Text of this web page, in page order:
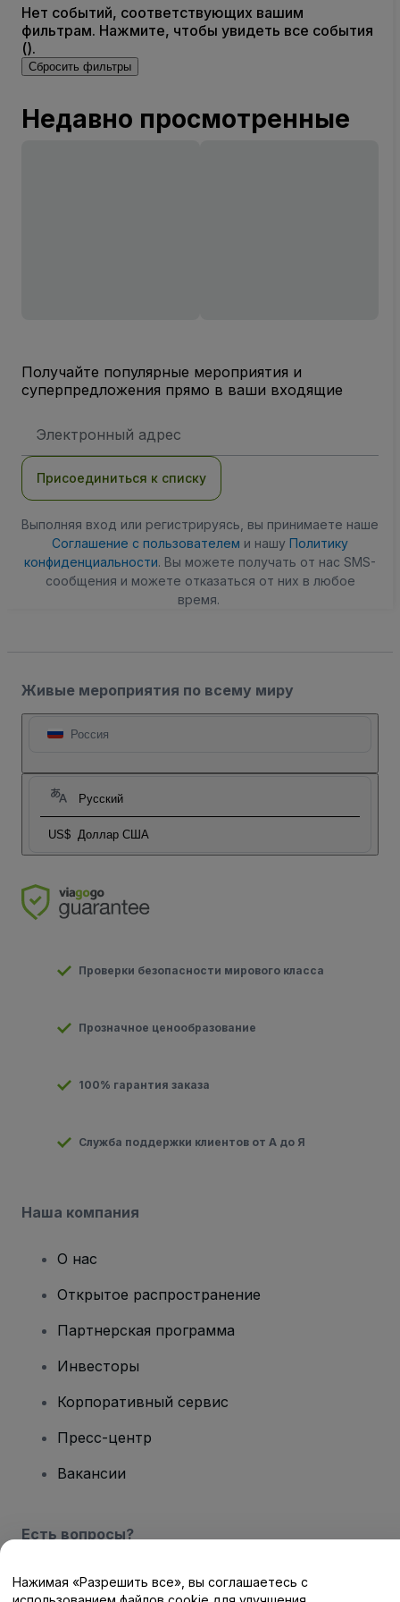
Нет событий, соответствующих вашим
фильтрам. Нажмите, чтобы увидеть все события
().
Сбросить фильтры
Недавно просмотренные
Получайте популярные мероприятия и
суперпредложения прямо в ваши входящие
электронной
Присоединиться к списку
Выполняя вход или регистрируясь, вы принимаете наше
Соглашение с пользователем и нашу Политику
конфиденциальности. Вы можете получать от нас SMS-
сообщения и можете отказаться от них в любое
время.
Живые мероприятия по всему миру
Россия
Русский
US$ Доллар США
Проверки безопасности мирового класса
Прозначное ценообразование
100% гарантия заказа
Служба поддержки клиентов от А до Я
Наша компания
О нас
Открытое распространение
Партнерская программа
Инвесторы
Корпоративный сервис
Пресс-центр
Вакансии
Есть вопросы?
Центр помощи / Свяжитесь с нами
Нажимая «Разрешить все», вы соглашаетесь с